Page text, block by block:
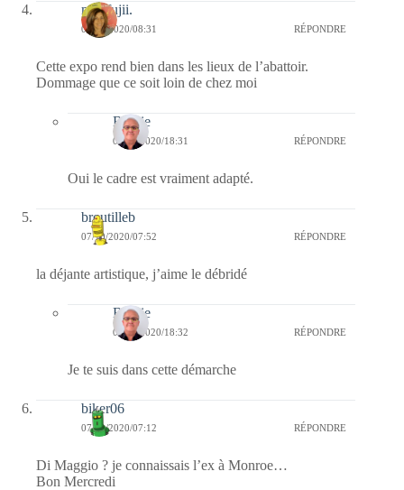
missfujii.
07/10/2020/08:31 RÉPONDRE
Cette expo rend bien dans les lieux de l’abattoir.
Dommage que ce soit loin de chez moi
Bernie
07/10/2020/18:31 RÉPONDRE
Oui le cadre est vraiment adapté.
broutilleb
07/10/2020/07:52 RÉPONDRE
la déjante artistique, j’aime le débridé
Bernie
07/10/2020/18:32 RÉPONDRE
Je te suis dans cette démarche
biker06
07/10/2020/07:12 RÉPONDRE
Di Maggio ? je connaissais l’ex à Monroe…
Bon Mercredi